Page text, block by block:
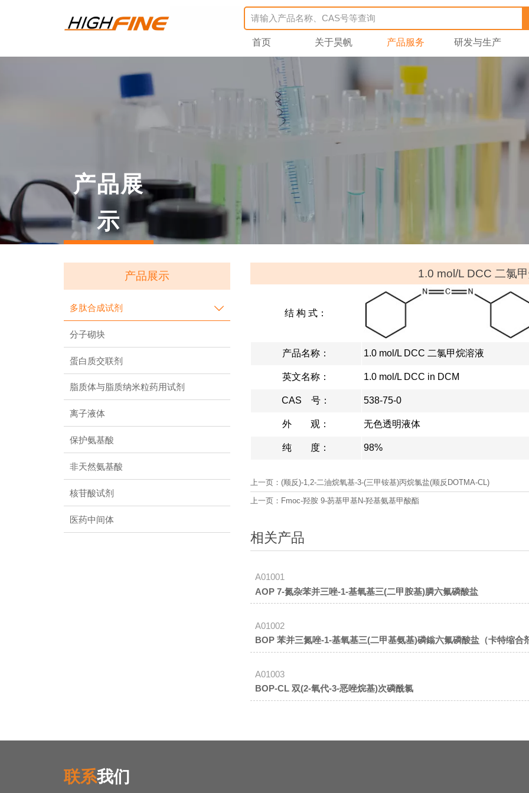
首页 关于昊帆 产品服务 研发与生产
产品展
示
产品展示
多肽合成试剂 
分子砌块
蛋白质交联剂
脂质体与脂质纳米粒药用试剂
离子液体
保护氨基酸
非天然氨基酸
核苷酸试剂
医药中间体
1.0 mol/L DCC 二氯
结 构 式：
产品名称： 1.0 mol/L DCC 二氯甲烷溶液
英文名称： 1.0 mol/L DCC in DCM
CAS 号： 538-75-0
外 观： 无色透明液体
纯 度： 98%
上一页： (顺反)-1,2-二油烷氧基-3-(三甲铵基)丙烷氯盐(顺反DOTMA-CL)
上一页： Fmoc-羟胺 9-芴基甲基N-羟基氨基甲酸酯
相关产品
A01001
AOP 7-氮杂苯并三唑-1-基氧基三(二甲胺基)膦六氟磷酸盐
A01002
BOP 苯并三氮唑-1-基氧基三(二甲基氨基)磷鎓六氟磷酸盐（卡特缩合
A01003
BOP-CL 双(2-氧代-3-恶唑烷基)次磷酰氯
联系我们